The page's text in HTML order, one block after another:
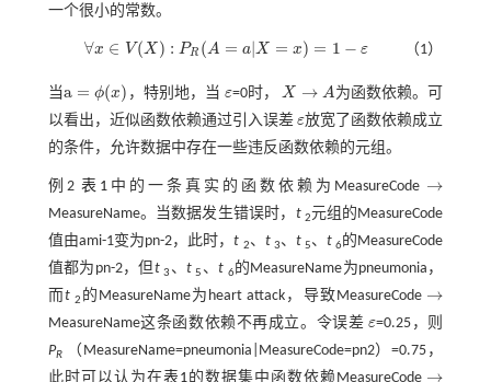
一个很小的常数。
∀x ∈ V (X ) : PR (A = a|X = x) = 1 − ε
∀x ∈ V( X):P R (A= a|X=x )=1-ε （1）
当a = ϕ(x)
当a=ϕ( x) ，特别地，当 ε
ε=0时， X → A
X→A
为函数依赖。可
以看出，近似函数依赖通过引入误差 ε
ε放宽了函数依赖成立
的条件，允许数据中存在一些违反函数依赖的元组。
例2 表1中的一条真实的函数依赖为MeasureCode →
→
MeasureName。当数据发生错误时， t 2元组的MeasureCode
值由ami-1变为pn-2，此时，t 2、 t 3、 t 5、t 6的MeasureCode
值都为pn-2，但t 3 、t 5 、t 6的MeasureName为pneumonia，
而t 2 的MeasureName为heart attack，导致MeasureCode →
→
MeasureName这条函数依赖不再成立。令误差 ε
ε=0.25，则
PR（MeasureName=pneumonia|MeasureCode=pn2）=0.75，
此时可以认为在表1的数据集中函数依赖MeasureCode →